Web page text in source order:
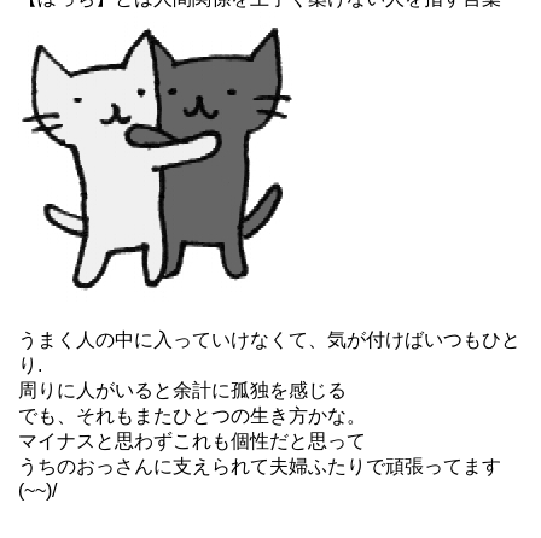
うまく人の中に入っていけなくて、気が付けばいつもひと
り.
周りに人がいると余計に孤独を感じる
でも、それもまたひとつの生き方かな。
マイナスと思わずこれも個性だと思って
うちのおっさんに支えられて夫婦ふたりで頑張ってます
(~~)/